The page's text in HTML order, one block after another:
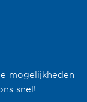
mogelijkheden
snel!